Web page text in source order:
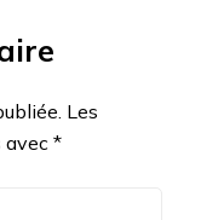
Les
avec *